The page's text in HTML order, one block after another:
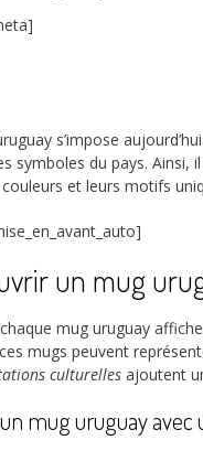
s’impose
symboles du pays. Ainsi,
et leurs motifs
un mug
mug uruguay
mugs peuvent
culturelles ajoutent
mug uruguay